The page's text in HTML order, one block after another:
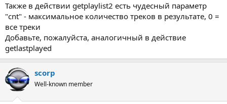
Также в действии getplaylist2 есть чудесный параметр
"cnt" - максимальное количество треков в результате, 0 =
все треки
Добавьте, пожалуйста, аналогичный в действие
getlastplayed
scorp
Well-known member